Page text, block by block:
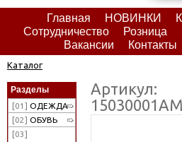
Главная НОВИНКИ
Сотрудничество
Розница
Вакансии
Контакты
Каталог
Разделы
[01] ОДЕЖДА
[02] ОБУВЬ
[03]
Артикул:
15030001АМ